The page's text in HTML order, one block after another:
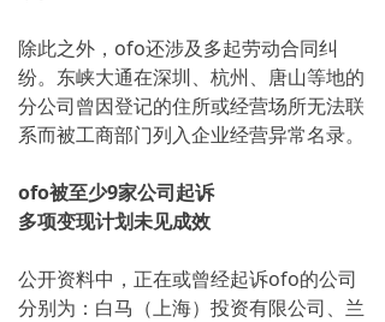
除此之外，ofo还涉及多起劳动合同纠
纷。东峡大通在深圳、杭州、唐山等地的
分公司曾因登记的住所或经营场所无法联
系而被工商部门列入企业经营异常名录。
ofo被至少9家公司起诉
多项变现计划未见成效
公开资料中，正在或曾经起诉ofo的公司
分别为：白马（上海）投资有限公司、兰